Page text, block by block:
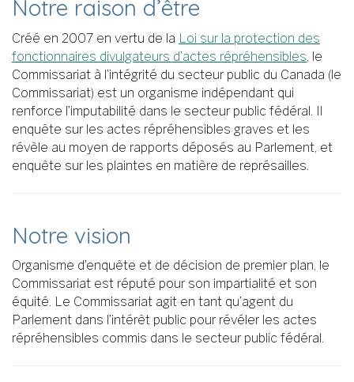
Notre raison d’être
Créé en 2007 en vertu de la Loi sur la protection des
fonctionnaires divulgateurs d’actes répréhensibles, le
Commissariat à l’intégrité du secteur public du Canada (le
Commissariat) est un organisme indépendant qui
renforce l’imputabilité dans le secteur public fédéral. Il
enquête sur les actes répréhensibles graves et les
révèle au moyen de rapports déposés au Parlement, et
enquête sur les plaintes en matière de représailles.
Notre vision
Organisme d’enquête et de décision de premier plan, le
Commissariat est réputé pour son impartialité et son
équité. Le Commissariat agit en tant qu’agent du
Parlement dans l’intérêt public pour révéler les actes
répréhensibles commis dans le secteur public fédéral.